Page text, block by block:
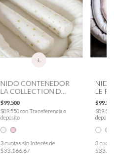
+
NIDO CONTENEDOR
LA COLLECTION D
´ETOILES
$99.500
$89.550con Transferencia o
depósito
3cuotas sin interés de
$33.166,67
LE
$99.500
depósito
3